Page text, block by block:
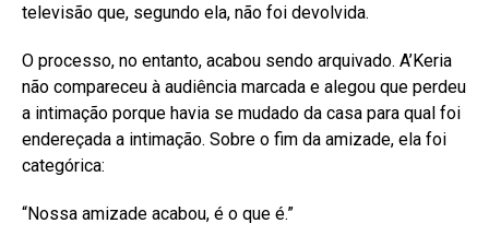
televisão que, segundo ela, não foi devolvida.
O processo, no entanto, acabou sendo arquivado. A’Keria
não compareceu à audiência marcada e alegou que perdeu
a intimação porque havia se mudado da casa para qual foi
endereçada a intimação. Sobre o fim da amizade, ela foi
categórica:
“Nossa amizade acabou, é o que é.”